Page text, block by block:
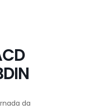
da